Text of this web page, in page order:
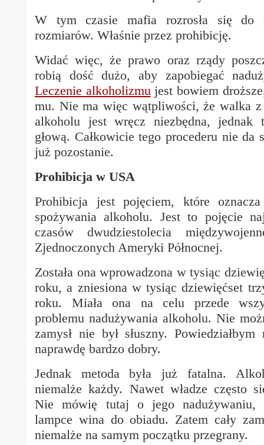
W tym czasie mafia rozrosła się do
rozmiarów. Właśnie przez prohibicję.
Widać więc, że prawo oraz rządy
robią dość dużo, aby zapobiegać
Leczenie alkoholizmujest bowiem
mu. Nie ma więc wątpliwości, że walka z
alkoholu jest wręcz niezbędna,
głową. Całkowicie tego procederu nie
już pozostanie.
Prohibicja w USA
Prohibicja jest pojęciem, które
spożywania alkoholu. Jest to pojęcie
czasów dwudziestolecia
Zjednoczonych Ameryki Północnej.
Została ona wprowadzona w tysiąc
roku, a zniesiona w tysiąc dziewięćset
roku. Miała ona na celu przede
problemu nadużywania alkoholu. Nie
zamysł nie był słuszny.
naprawdę bardzo dobry.
Jednak metoda była już fatalna.
niemalże każdy. Nawet władze często
Nie mówię tutaj o jego nadużywaniu,
lampce wina do obiadu. Zatem cały
niemalże na samym początku przegrany.